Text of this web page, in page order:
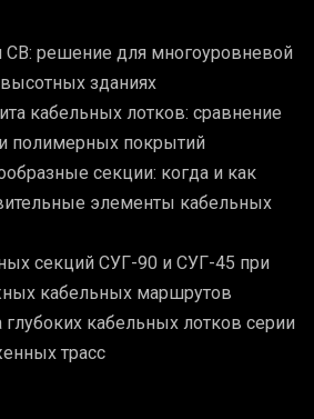
СВ: решение для многоуровневой
зданиях
кабельных лотков: сравнение
полимерных покрытий
секции: когда и как
элементы кабельных
секций СУГ-90 и СУГ-45 при
кабельных маршрутов
кабельных лотков серии
трасс